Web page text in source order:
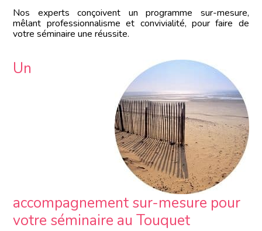
Nos experts conçoivent un programme sur-mesure,
mêlant professionnalisme et convivialité, pour faire de
votre séminaire une réussite.
Un
accompagnement sur-mesure pour
votre séminaire au Touquet